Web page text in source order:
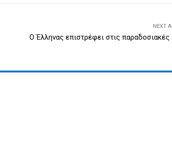
NEXT
Ο Έλληνας επιστρέφει στις παραδοσιακές